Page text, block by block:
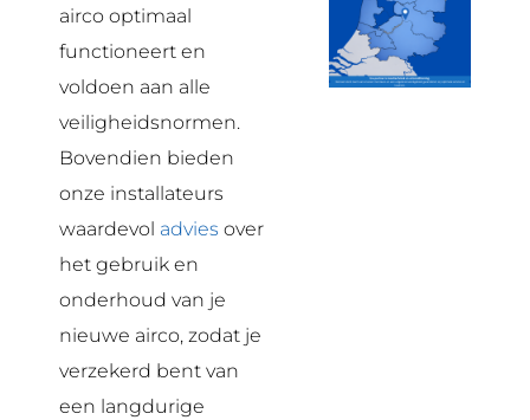
airco optimaal
functioneert en
voldoen aan alle
veiligheidsnormen.
Bovendien bieden
onze installateurs
waardevol advies over
het gebruik en
onderhoud van je
nieuwe airco, zodat je
verzekerd bent van
een langdurige